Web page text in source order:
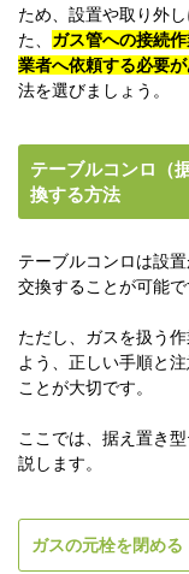
ため、設置や取り外
た、 ガス管への接続
業者へ依頼する必要
法を選びましょう。
テーブルコンロ（
換する方法
テーブルコンロは設
交換することが可能で
ただし、ガスを扱う
よう、正しい手順と
ことが大切です。
ここでは、据え置き
説します。
ガスの元栓を閉める